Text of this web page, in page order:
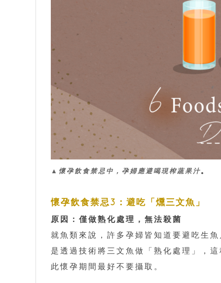
▲懷孕飲食禁忌中，孕婦應避喝現榨蔬果汁。
懷孕飲食禁忌3：避吃「燻三文魚」
原因：僅做熟化處理，無法殺菌
就魚類來說，許多孕婦皆知道要避吃生
是透過技術將三文魚做「熟化處理」，
此懷孕期間最好不要攝取。